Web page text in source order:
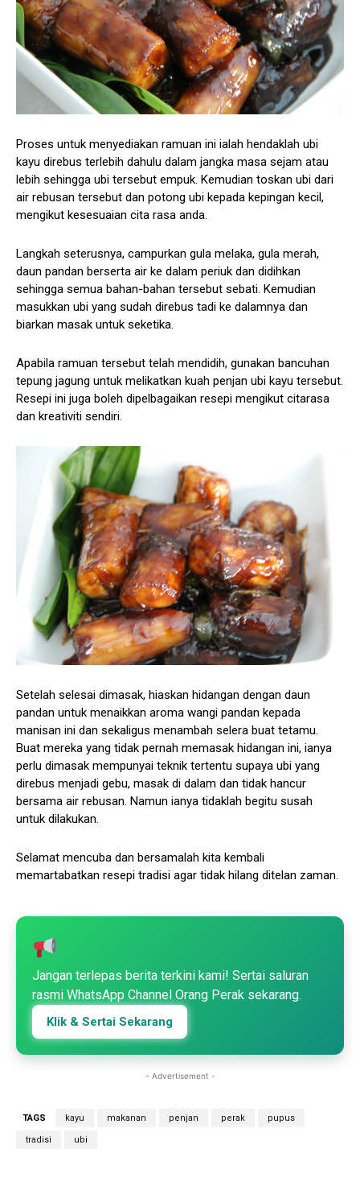
Proses untuk menyediakan ramuan ini ialah hendaklah ubi
kayu direbus terlebih dahulu dalam jangka masa sejam atau
lebih sehingga ubi tersebut empuk. Kemudian toskan ubi dari
air rebusan tersebut dan potong ubi kepada kepingan kecil,
mengikut kesesuaian cita rasa anda.
Langkah seterusnya, campurkan gula melaka, gula merah,
daun pandan berserta air ke dalam periuk dan didihkan
sehingga semua bahan-bahan tersebut sebati. Kemudian
masukkan ubi yang sudah direbus tadi ke dalamnya dan
biarkan masak untuk seketika.
Apabila ramuan tersebut telah mendidih, gunakan bancuhan
tepung jagung untuk melikatkan kuah penjan ubi kayu tersebut.
Resepi ini juga boleh dipelbagaikan resepi mengikut citarasa
dan kreativiti sendiri.
Setelah selesai dimasak, hiaskan hidangan dengan daun
pandan untuk menaikkan aroma wangi pandan kepada
manisan ini dan sekaligus menambah selera buat tetamu.
Buat mereka yang tidak pernah memasak hidangan ini, ianya
perlu dimasak mempunyai teknik tertentu supaya ubi yang
direbus menjadi gebu, masak di dalam dan tidak hancur
bersama air rebusan. Namun ianya tidaklah begitu susah
untuk dilakukan.
Selamat mencuba dan bersamalah kita kembali
memartabatkan resepi tradisi agar tidak hilang ditelan zaman.
Jangan terlepas berita terkini kami! Sertai saluran
rasmi WhatsApp Channel Orang Perak sekarang.
Klik & Sertai Sekarang
- Advertisement -
TAGS kayu makanan penjan perak pupus
tradisi ubi